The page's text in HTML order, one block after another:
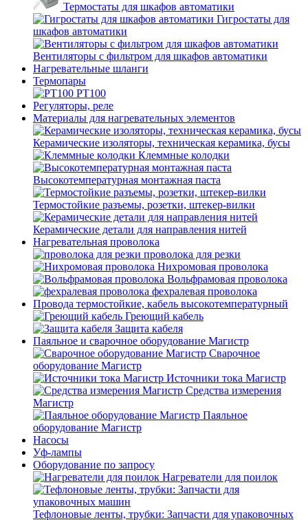
Термостаты для шкафов автоматики
Гигростаты для
шкафов автоматики
Вентиляторы с фильтром для шкафов автоматики
Нагревательные шланги
Термопары
PT100
Регуляторы, реле
Материалы для нагревательных элементов
Керамические изоляторы, техническая керамика, бусы
Клеммные колодки
Высокотемпературная монтажная паста
Термостойкие разъемы, розетки, штекер-вилки
Керамические детали для направления нитей
Нагревательная проволока
проволока для резки
Нихромовая проволока
Вольфрамовая проволока
фехралевая проволока
Провода термостойкие, кабель высокотемпературный
Греющий кабель
Защита кабеля
Паяльное и сварочное оборудование Магистр
Сварочное
оборудование Магистр
Источники тока Магистр
Средства измерения
Магистр
Паяльное
оборудование Магистр
Насосы
Уф-лампы
Оборудование по запросу
Нагреватели для поилок
Тефлоновые ленты, трубки: Запчасти для упаковочных